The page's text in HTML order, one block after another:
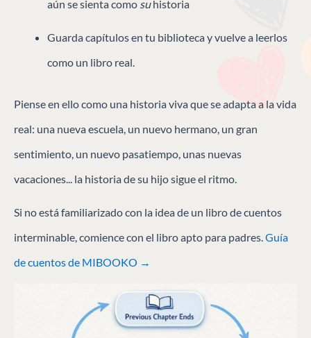
aún se sienta como suhistoria
Guarda capítulos en tu biblioteca y vuelve a leerlos
como un libro real.
Piense en ello como una historia viva que se adapta a la vida
real: una nueva escuela, un nuevo hermano, un gran
sentimiento, un nuevo pasatiempo, unas nuevas
vacaciones... la historia de su hijo sigue el ritmo.
Si no está familiarizado con la idea de un libro de cuentos
interminable, comience con el libro apto para padres.Guía
de cuentos de MIBOOKO →